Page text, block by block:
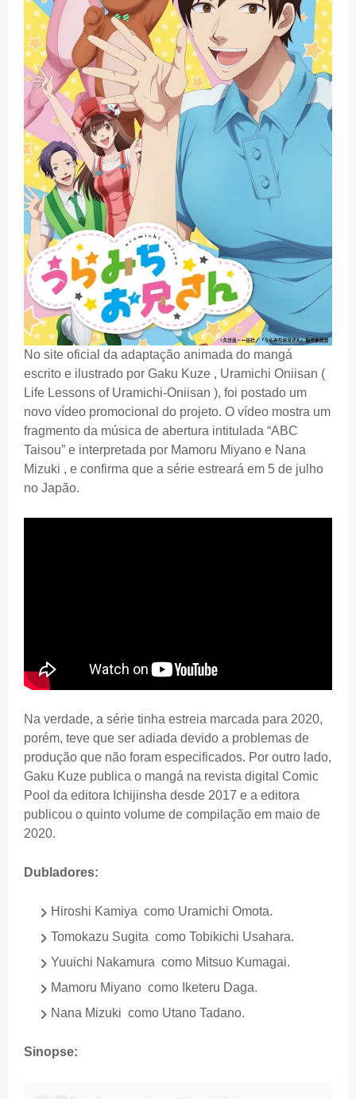
No site oficial da adaptação animada do mangá
escrito e ilustrado por Gaku Kuze , Uramichi Oniisan (
Life Lessons of Uramichi-Oniisan ), foi postado um
novo vídeo promocional do projeto. O vídeo mostra um
fragmento da música de abertura intitulada “ABC
Taisou” e interpretada por Mamoru Miyano e Nana
Mizuki , e confirma que a série estreará em 5 de julho
no Japão.
Na verdade, a série tinha estreia marcada para 2020,
porém, teve que ser adiada devido a problemas de
produção que não foram especificados. Por outro lado,
Gaku Kuze publica o mangá na revista digital Comic
Pool da editora Ichijinsha desde 2017 e a editora
publicou o quinto volume de compilação em maio de
2020.
Dubladores:
Hiroshi Kamiya como Uramichi Omota.
Tomokazu Sugita como Tobikichi Usahara.
Yuuichi Nakamura como Mitsuo Kumagai.
Mamoru Miyano como Iketeru Daga.
Nana Mizuki como Utano Tadano.
Sinopse: